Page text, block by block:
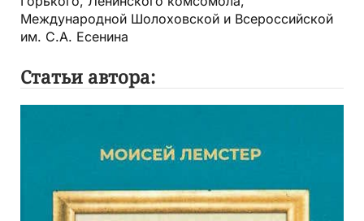
Международной Шолоховской и Всероссийской
им. С.А. Есенина
Статьи автора: